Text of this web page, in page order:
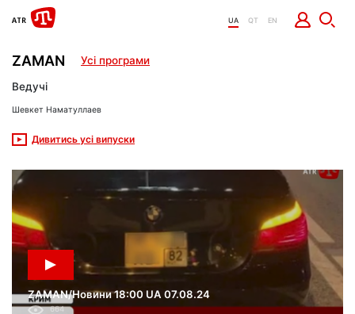
UA QT EN
ZAMAN Усі програми
ZAMAN/Новини 18:00 UA 07.08.24
664
Ведучі
Шевкет Наматуллаев
Дивитись усі випуски